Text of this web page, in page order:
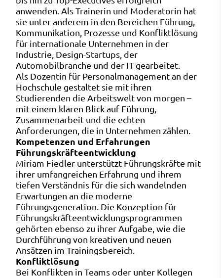
anwenden. Als Trainerin und Moderatorin hat
sie unter anderem in den Bereichen Führung,
Kommunikation, Prozesse und Konfliktlösung
für internationale Unternehmen in der
Industrie, Design-Startups, der
Automobilbranche und der IT gearbeitet.
Als Dozentin für Personalmanagement an der
Hochschule gestaltet sie mit ihren
Studierenden die Arbeitswelt von morgen –
mit einem klaren Blick auf Führung,
Zusammenarbeit und die echten
Anforderungen, die in Unternehmen zählen.
Kompetenzen und Erfahrungen
Führungskräfteentwicklung
Miriam Fiedler unterstützt Führungskräfte mit
ihrer umfangreichen Erfahrung und ihrem
tiefen Verständnis für die sich wandelnden
Erwartungen an die moderne
Führungsgeneration. Die Konzeption für
Führungskräfteentwicklungsprogrammen
gehörten ebenso zu ihrer Aufgabe, wie die
Durchführung von kreativen und neuen
Ansätzen im Trainingsbereich.
Konfliktlösung
Bei Konflikten in Teams oder unter Kollegen